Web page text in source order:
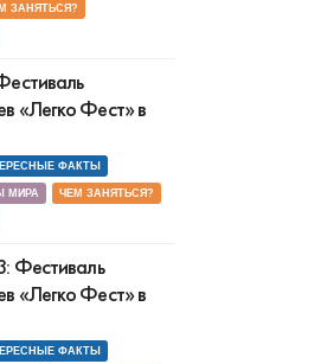
ЗАНЯТЬСЯ?
«Легко Фест» в
ФАКТЫ
МИРА ЧЕМ ЗАНЯТЬСЯ?
Фестиваль
«Легко Фест» в
ФАКТЫ